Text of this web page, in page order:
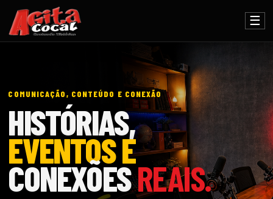
☰
COMUNICAÇÃO, CONTEÚDO E CONEXÃO
HISTÓRIAS,
EVENTOS E
CONEXÕESREAIS.